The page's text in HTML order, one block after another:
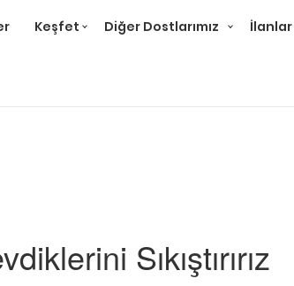
Keşfet Diğer Dostlarımız İlanlar
Sıkıştırırız